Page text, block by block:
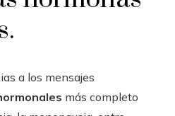
a los mensajes
más completo